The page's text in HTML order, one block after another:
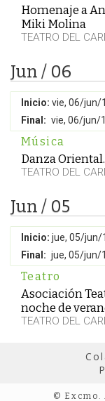
Homenaje a
Miki Molina
TEATRO DEL
Jun / 06
Inicio: vie, 06/jun/
Final: vie, 06/jun/
Música
Danza
TEATRO DEL
Jun / 05
Inicio: jue, 05/jun/
Final: jue, 05/jun/
Teatro
Asociación
noche de
TEATRO DEL
© Excmo.